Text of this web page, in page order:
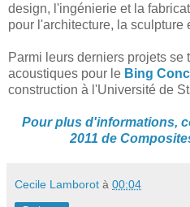
design, l'ingénierie et la
pour l'architecture, la sculpture
Parmi leurs derniers projets se
acoustiques pour le Bing
construction à l'Université de
Pour plus d'informations,
2011 de
Cecile Lamborot à 00:04